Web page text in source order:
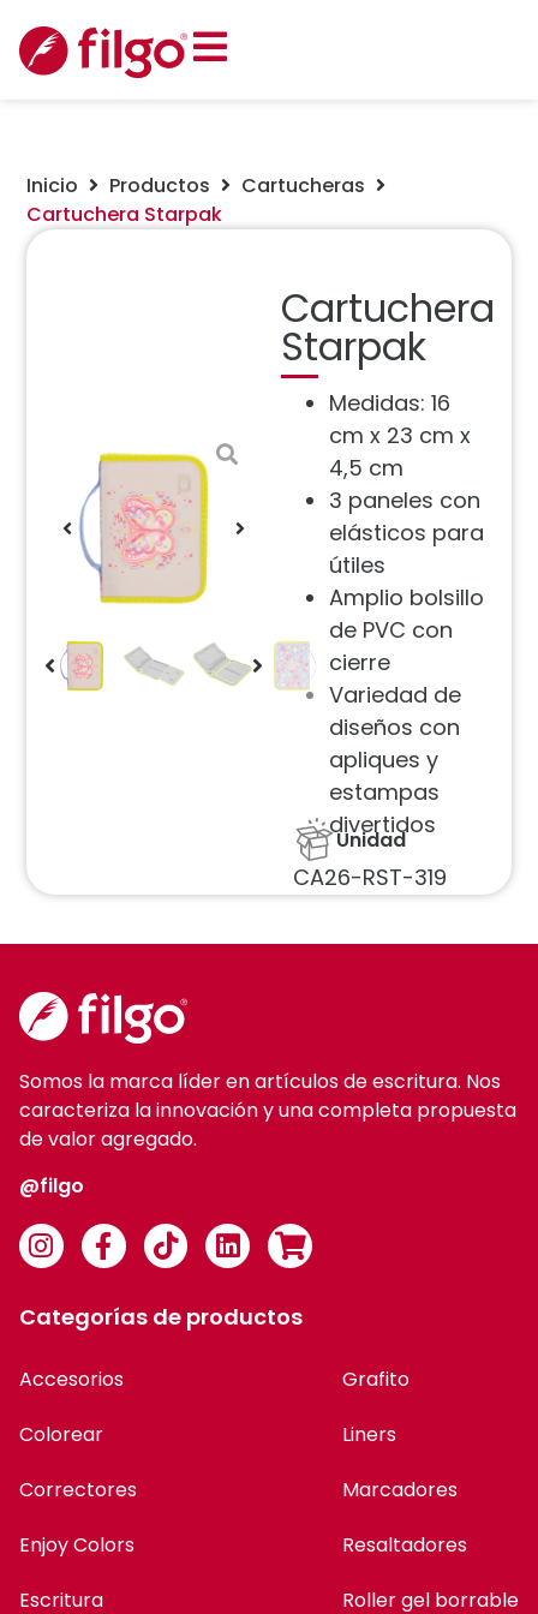
Inicio Productos
Cartucheras
Cartuchera Starpak
Cartuchera
Starpak
Medidas: 16
cm x 23 cm x
4,5 cm
3 paneles con
elásticos para
útiles
Amplio bolsillo
de PVC con
cierre
Variedad de
diseños con
apliques y
estampas
divertidos
Unidad
CA26-RST-319
Somos la marca líder en artículos de escritura. Nos
caracteriza la innovación y una completa propuesta
de valor agregado.
@filgo
Categorías de productos
Accesorios
Colorear
Correctores
Enjoy Colors
Escritura
Grafito
Liners
Marcadores
Resaltadores
Roller gel borrable